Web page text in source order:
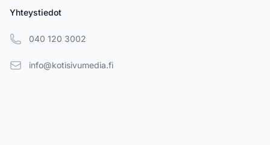
Yhteystiedot
040 120 3002
info@kotisivumedia.fi